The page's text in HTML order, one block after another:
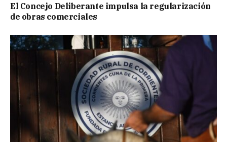
El Concejo Deliberante impulsa la regularización
de obras comerciales